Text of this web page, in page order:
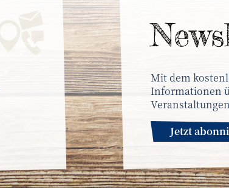
Mit dem
Informationen
Jetzt